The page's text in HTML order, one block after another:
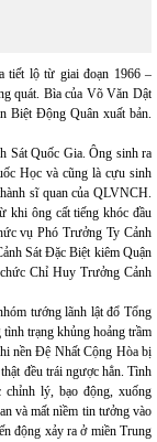
lộ từ giai đoạn 1966 –
quát. Bìa của Võ Văn Dật
Biệt Động Quân xuất bản.
Sát Quốc Gia. Ông sinh ra
Học và cũng là cựu sinh
sĩ quan của QLVNCH.
khi ông cất tiếng khóc đầu
vụ Phó Trưởng Ty Cảnh
Sát Đặc Biệt kiêm Quận
Chỉ Huy Trưởng Cảnh
tướng lãnh lật đổ Tổng
trạng khủng hoảng trầm
nền Đệ Nhất Cộng Hòa bị
đều trái ngược hẳn. Tình
lý, bạo động, xuống
và mất nìềm tin tưởng vào
động xảy ra ở miền Trung